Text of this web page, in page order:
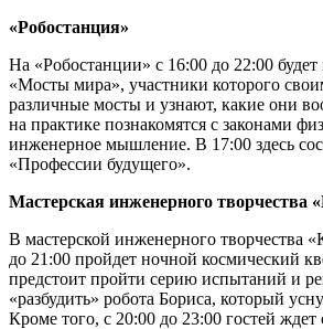
«Робостанция»
На «Робостанции» с 16:00 до 22:00 будет
«Мосты мира», участники которого
различные мосты и узнают, какие они
на практике познакомятся с законами
инженерное мышление. В 17:00 здесь
«Профессии будущего».
Мастерская инженерного творчества
В мастерской инженерного творчества
до 21:00 пройдет ночной космический
предстоит пройти серию испытаний и
«разбудить» робота Бориса, который
Кроме того, с 20:00 до 23:00 гостей